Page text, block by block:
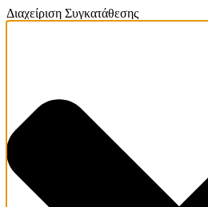
Διαχείριση Συγκατάθεσης